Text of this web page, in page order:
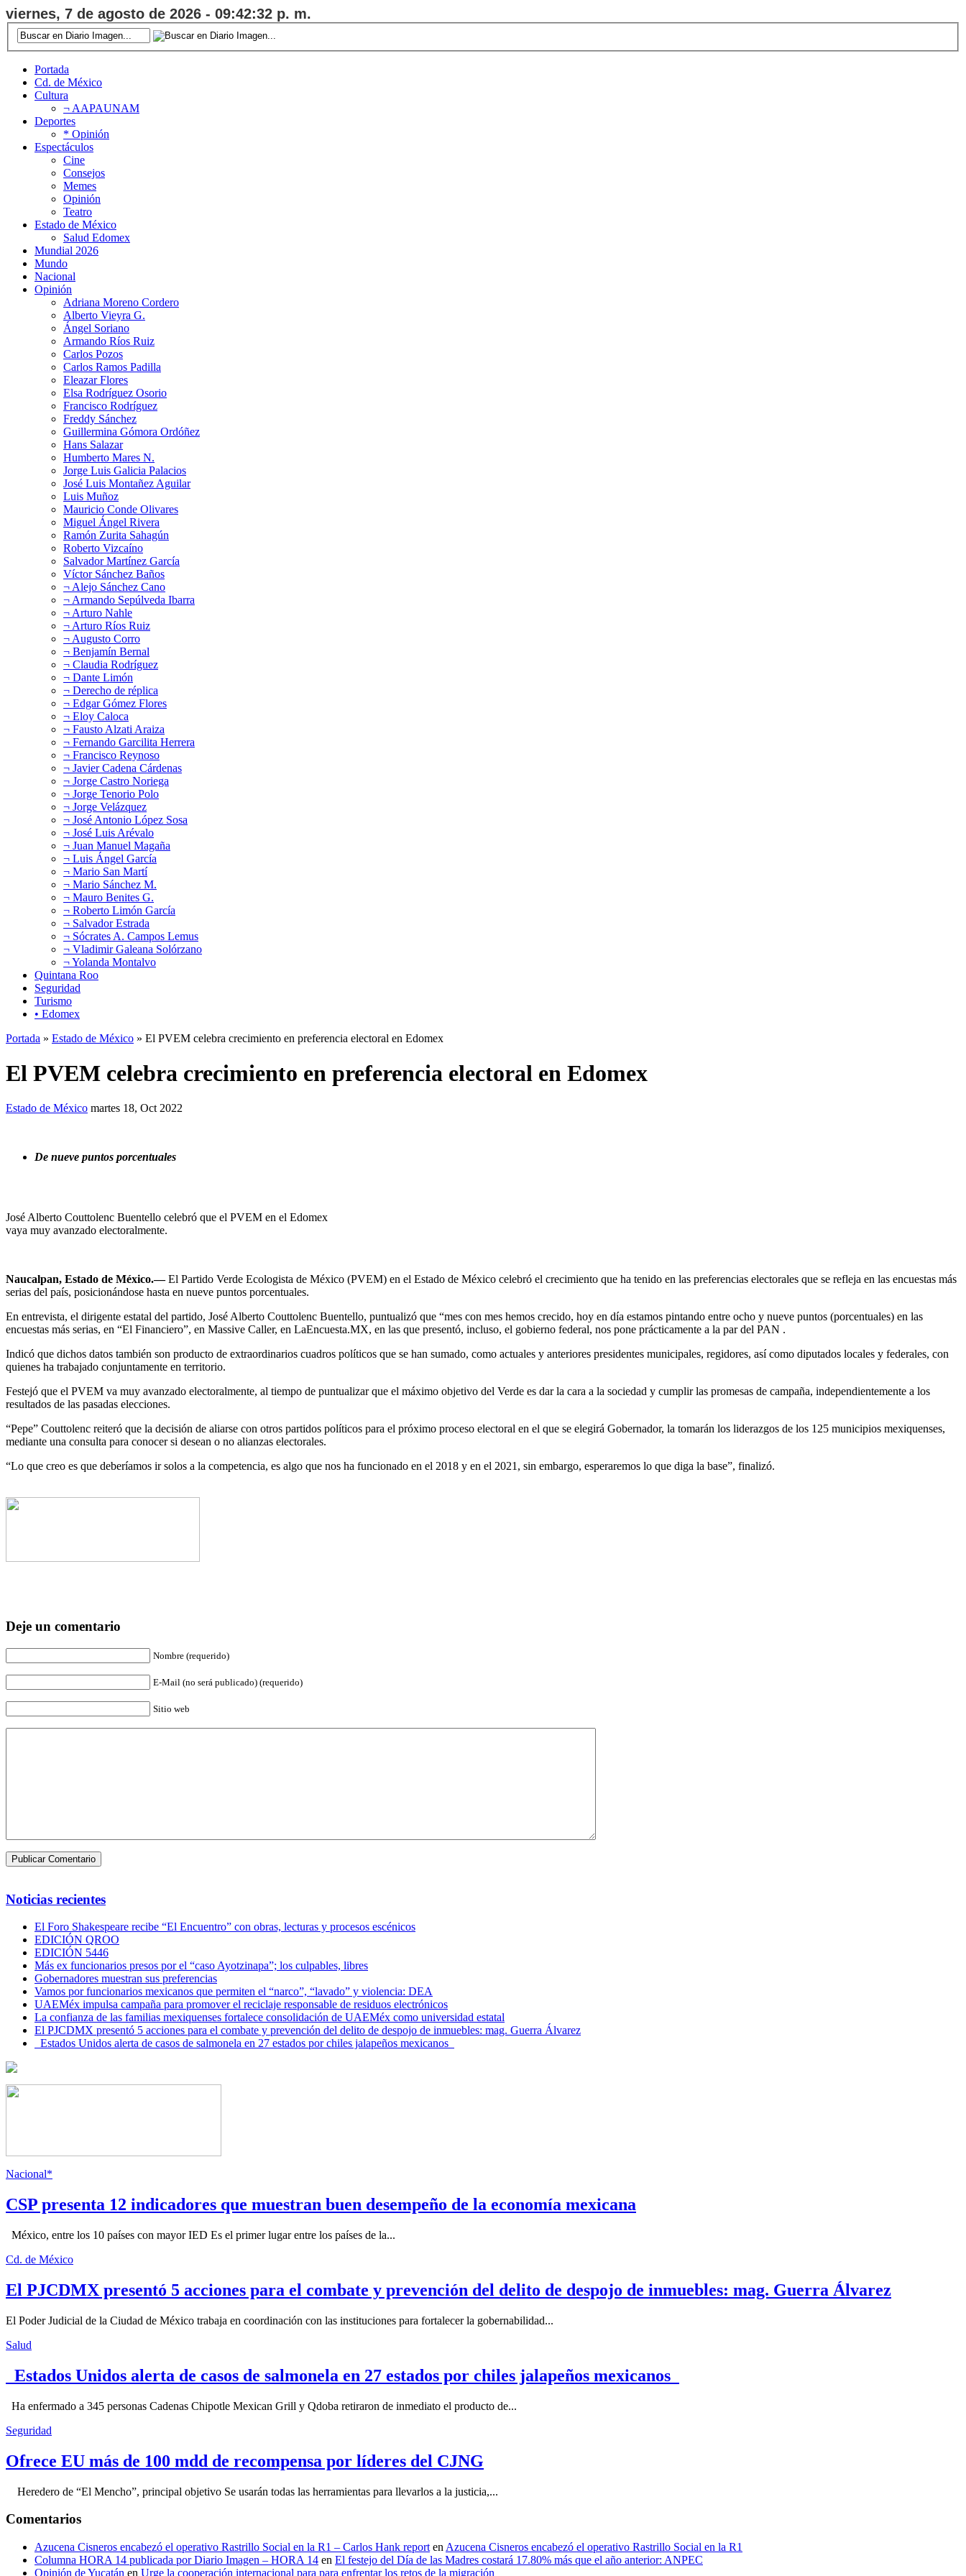
viernes, 7 de agosto de 2026 - 09:42:33 p. m.
Portada
Cd. de México
Cultura
¬ AAPAUNAM
Deportes
* Opinión
Espectáculos
Cine
Consejos
Memes
Opinión
Teatro
Estado de México
Salud Edomex
Mundial 2026
Mundo
Nacional
Opinión
Adriana Moreno Cordero
Alberto Vieyra G.
Ángel Soriano
Armando Ríos Ruiz
Carlos Pozos
Carlos Ramos Padilla
Eleazar Flores
Elsa Rodríguez Osorio
Francisco Rodríguez
Freddy Sánchez
Guillermina Gómora Ordóñez
Hans Salazar
Humberto Mares N.
Jorge Luis Galicia Palacios
José Luis Montañez Aguilar
Luis Muñoz
Mauricio Conde Olivares
Miguel Ángel Rivera
Ramón Zurita Sahagún
Roberto Vizcaíno
Salvador Martínez García
Víctor Sánchez Baños
¬ Alejo Sánchez Cano
¬ Armando Sepúlveda Ibarra
¬ Arturo Nahle
¬ Arturo Ríos Ruiz
¬ Augusto Corro
¬ Benjamín Bernal
¬ Claudia Rodríguez
¬ Dante Limón
¬ Derecho de réplica
¬ Edgar Gómez Flores
¬ Eloy Caloca
¬ Fausto Alzati Araiza
¬ Fernando Garcilita Herrera
¬ Francisco Reynoso
¬ Javier Cadena Cárdenas
¬ Jorge Castro Noriega
¬ Jorge Tenorio Polo
¬ Jorge Velázquez
¬ José Antonio López Sosa
¬ José Luis Arévalo
¬ Juan Manuel Magaña
¬ Luis Ángel García
¬ Mario San Martí
¬ Mario Sánchez M.
¬ Mauro Benites G.
¬ Roberto Limón García
¬ Salvador Estrada
¬ Sócrates A. Campos Lemus
¬ Vladimir Galeana Solórzano
¬ Yolanda Montalvo
Quintana Roo
Seguridad
Turismo
• Edomex
Portada » Estado de México » El PVEM celebra crecimiento en preferencia electoral en Edomex
El PVEM celebra crecimiento en preferencia electoral en Edomex
Estado de México martes 18, Oct 2022
De nueve puntos porcentuales
José Alberto Couttolenc Buentello celebró que el PVEM en el Edomex
vaya muy avanzado electoralmente.
Naucalpan, Estado de México.—El Partido Verde Ecologista de México (PVEM) en el Estado de México celebró el crecimiento que ha tenido en las preferencias electorales que se refleja en las encuestas más
serias del país, posicionándose hasta en nueve puntos porcentuales.
En entrevista, el dirigente estatal del partido, José Alberto Couttolenc Buentello, puntualizó que “mes con mes hemos crecido, hoy en día estamos pintando entre ocho y nueve puntos (porcentuales) en las
encuestas más serias, en “El Financiero”, en Massive Caller, en LaEncuesta.MX, en las que presentó, incluso, el gobierno federal, nos pone prácticamente a la par del PAN .
Indicó que dichos datos también son producto de extraordinarios cuadros políticos que se han sumado, como actuales y anteriores presidentes municipales, regidores, así como diputados locales y federales, con
quienes ha trabajado conjuntamente en territorio.
Festejó que el PVEM va muy avanzado electoralmente, al tiempo de puntualizar que el máximo objetivo del Verde es dar la cara a la sociedad y cumplir las promesas de campaña, independientemente a los
resultados de las pasadas elecciones.
“Pepe” Couttolenc reiteró que la decisión de aliarse con otros partidos políticos para el próximo proceso electoral en el que se elegirá Gobernador, la tomarán los liderazgos de los 125 municipios mexiquenses,
mediante una consulta para conocer si desean o no alianzas electorales.
“Lo que creo es que deberíamos ir solos a la competencia, es algo que nos ha funcionado en el 2018 y en el 2021, sin embargo, esperaremos lo que diga la base”, finalizó.
Deje un comentario
Nombre (requerido)
E-Mail (no será publicado) (requerido)
Sitio web
Noticias recientes
El Foro Shakespeare recibe “El Encuentro” con obras, lecturas y procesos escénicos
EDICIÓN QROO
EDICIÓN 5446
Más ex funcionarios presos por el “caso Ayotzinapa”; los culpables, libres
Gobernadores muestran sus preferencias
Vamos por funcionarios mexicanos que permiten el “narco”, “lavado” y violencia: DEA
UAEMéx impulsa campaña para promover el reciclaje responsable de residuos electrónicos
La confianza de las familias mexiquenses fortalece consolidación de UAEMéx como universidad estatal
El PJCDMX presentó 5 acciones para el combate y prevención del delito de despojo de inmuebles: mag. Guerra Álvarez
Estados Unidos alerta de casos de salmonela en 27 estados por chiles jalapeños mexicanos
Nacional*
CSP presenta 12 indicadores que muestran buen desempeño de la economía mexicana
México, entre los 10 países con mayor IED Es el primer lugar entre los países de la...
Cd. de México
El PJCDMX presentó 5 acciones para el combate y prevención del delito de despojo de inmuebles: mag. Guerra Álvarez
El Poder Judicial de la Ciudad de México trabaja en coordinación con las instituciones para fortalecer la gobernabilidad...
Salud
Estados Unidos alerta de casos de salmonela en 27 estados por chiles jalapeños mexicanos
Ha enfermado a 345 personas Cadenas Chipotle Mexican Grill y Qdoba retiraron de inmediato el producto de...
Seguridad
Ofrece EU más de 100 mdd de recompensa por líderes del CJNG
Heredero de “El Mencho”, principal objetivo Se usarán todas las herramientas para llevarlos a la justicia,...
Comentarios
Azucena Cisneros encabezó el operativo Rastrillo Social en la R1 – Carlos Hank report en Azucena Cisneros encabezó el operativo Rastrillo Social en la R1
Columna HORA 14 publicada por Diario Imagen – HORA 14 en El festejo del Día de las Madres costará 17.80% más que el año anterior: ANPEC
Opinión de Yucatán en Urge la cooperación internacional para para enfrentar los retos de la migración